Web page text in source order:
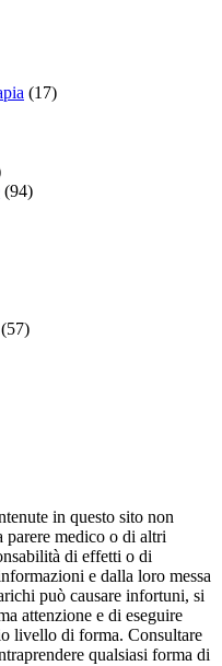
(17)
(94)
(57)
in questo sito non
parere medico o di altri
di effetti o di
e dalla loro messa
può causare infortuni, si
attenzione e di eseguire
livello di forma. Consultare
qualsiasi forma di